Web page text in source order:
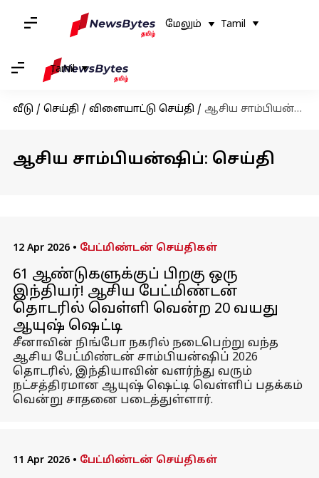
மேலும் Tamil
Tamil
வீடு / செய்தி / விளையாட்டு செய்தி / ஆசிய சாம்பியன்ஷிப்
ஆசிய சாம்பியன்ஷிப்: செய்தி
12 Apr 2026 • பேட்மிண்டன் செய்திகள்
61 ஆண்டுகளுக்குப் பிறகு ஒரு
இந்தியர்! ஆசிய பேட்மிண்டன்
தொடரில் வெள்ளி வென்ற 20 வயது
ஆயுஷ் ஷெட்டி
சீனாவின் நிங்போ நகரில் நடைபெற்று வந்த
ஆசிய பேட்மிண்டன் சாம்பியன்ஷிப் 2026
தொடரில், இந்தியாவின் வளர்ந்து வரும்
நட்சத்திரமான ஆயுஷ் ஷெட்டி வெள்ளிப் பதக்கம்
வென்று சாதனை படைத்துள்ளார்.
11 Apr 2026 • பேட்மிண்டன் செய்திகள்